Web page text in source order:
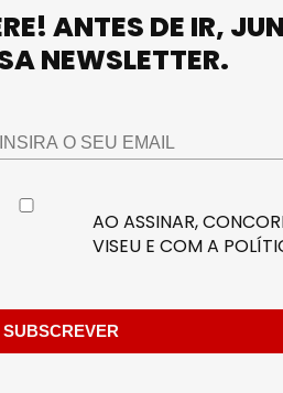
ANTES DE IR,
NEWSLETTER.
AO ASSINAR,
VISEU E COM A